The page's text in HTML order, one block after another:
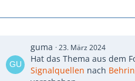
guma 23. März 2024
Hat das Thema aus dem
Signalquellen nach